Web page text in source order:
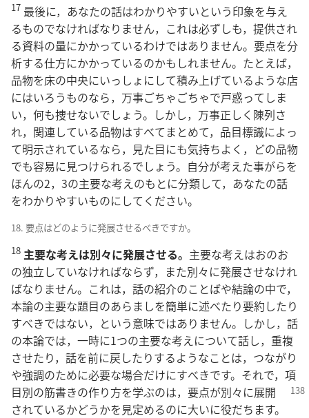
17 最後に，あなたの話はわかりやすいという印象を与え
るものでなければなりません，これは必ずしも，提供され
る資料の量にかかっているわけではありません。要点を分
析する仕方にかかっているのかもしれません。たとえば，
品物を床の中央にいっしょにして積み上げているような店
にはいろうものなら，万事ごちゃごちゃで戸惑ってしま
い，何も捜せないでしょう。しかし，万事正しく陳列さ
れ，関連している品物はすべてまとめて，品目標識によっ
て明示されているなら，見た目にも気持ちよく，どの品物
でも容易に見つけられるでしょう。自分が考えた事がらを
ほんの2，3の主要な考えのもとに分類して，あなたの話
をわかりやすいものにしてください。
18. 要点はどのように発展させるべきですか。
18 主要な考えは別々に発展させる。 主要な考えはおのお
の独立していなければならず，また別々に発展させなけれ
ばなりません。これは，話の紹介のことばや結論の中で，
本論の主要な題目のあらましを簡単に述べたり要約したり
すべきではない，という意味ではありません。しかし，話
の本論では，一時に1つの主要な考えについて話し，重複
させたり，話を前に戻したりするようなことは，つながり
や強調のために必要な場合だけにすべきです。それで，項
目別の筋書きの作り方を学ぶのは，要点が別々に展開
されているかどうかを見定めるのに大いに役だちます。